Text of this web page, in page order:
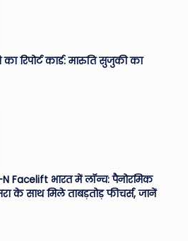
रिपोर्ट कार्ड: मारुति सुजुकी का
Facelift भारत में लॉन्च: पैनोरमिक
के साथ मिले ताबड़तोड़ फीचर्स, जानें